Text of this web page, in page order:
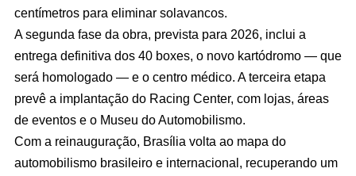
centímetros para eliminar solavancos.
A segunda fase da obra, prevista para 2026, inclui a
entrega definitiva dos 40 boxes, o novo kartódromo — que
será homologado — e o centro médico. A terceira etapa
prevê a implantação do Racing Center, com lojas, áreas
de eventos e o Museu do Automobilismo.
Com a reinauguração, Brasília volta ao mapa do
automobilismo brasileiro e internacional, recuperando um